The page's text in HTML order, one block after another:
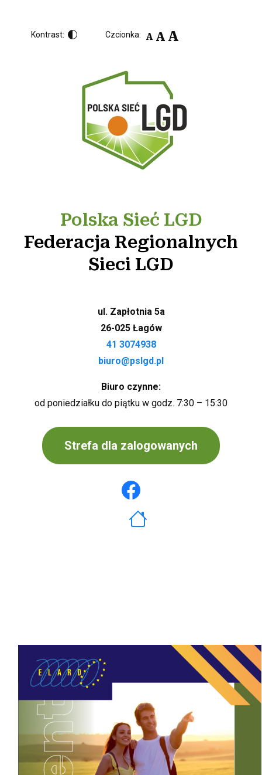
Kontrast: Czcionka: A A A
Polska Sieć LGD
Federacja Regionalnych
Sieci LGD
ul. Zapłotnia 5a
26-025 Łagów
41 3074938
biuro@pslgd.pl
Biuro czynne:
od poniedziałku do piątku w godz. 7:30 – 15:30
Strefa dla zalogowanych